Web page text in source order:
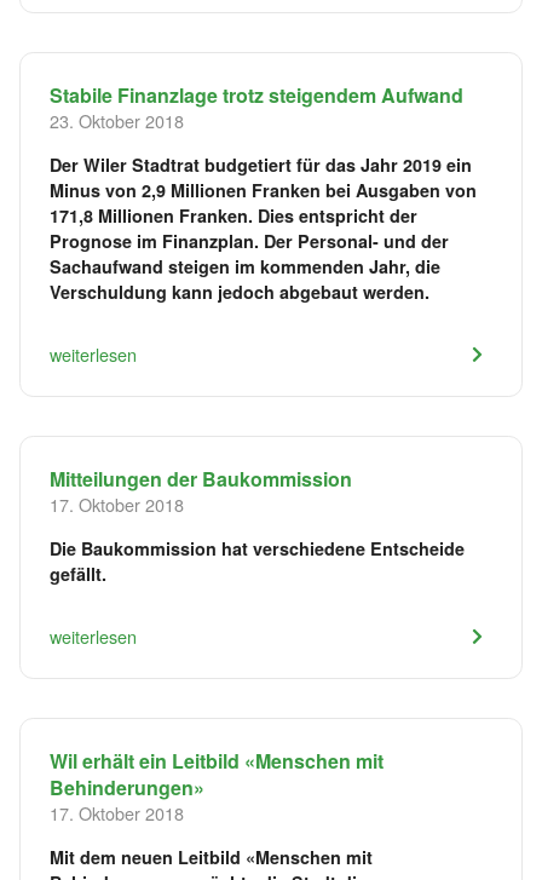
Stabile Finanzlage trotz steigendem Aufwand
23. Oktober 2018
Der Wiler Stadtrat budgetiert für das Jahr 2019 ein
Minus von 2,9 Millionen Franken bei Ausgaben von
171,8 Millionen Franken. Dies entspricht der
Prognose im Finanzplan. Der Personal- und der
Sachaufwand steigen im kommenden Jahr, die
Verschuldung kann jedoch abgebaut werden.
weiterlesen
Mitteilungen der Baukommission
17. Oktober 2018
Die Baukommission hat verschiedene Entscheide
gefällt.
weiterlesen
Wil erhält ein Leitbild «Menschen mit
Behinderungen»
17. Oktober 2018
Mit dem neuen Leitbild «Menschen mit